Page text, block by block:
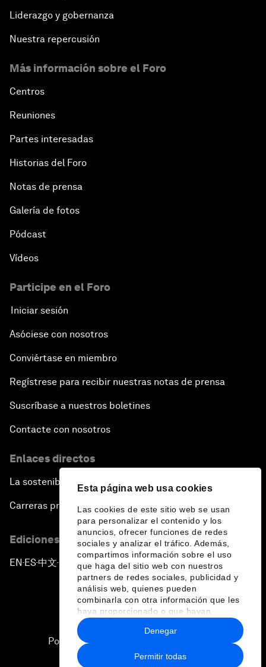
Esta página web usa cookies
Las cookies de este sitio web se usan
para personalizar el contenido y los
anuncios, ofrecer funciones de redes
sociales y analizar el tráfico. Además,
compartimos información sobre el uso
que haga del sitio web con nuestros
partners de redes sociales, publicidad y
análisis web, quienes pueden
combinarla con otra información que les
haya proporcionado o que hayan
recopilado a partir del uso que haya
hecho de sus servicios.
Permitir todas
Denegar
Liderazgo y gobernanza
Nuestra repercusión
Más información sobre el Foro
Centros
Reuniones
Partes interesadas
Historias del Foro
Notas de prensa
Galería de fotos
Pódcast
Vídeos
Participe en el Foro
Iniciar sesión
Asóciese con nosotros
Conviértase en miembro
Regístrese para recibir nuestras notas de prensa
Suscríbase a nuestros boletines
Contacte con nosotros
Enlaces directos
La sostenibilidad en el Foro
Carreras profesionales
Ediciones en otros idiomas
EN ▪ES▪中文▪ 日本語
Política de privacidad y normas de uso
Sitemap